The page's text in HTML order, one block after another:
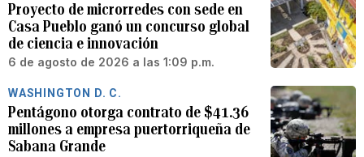
Proyecto de microrredes con sede en
Casa Pueblo ganó un concurso global
de ciencia e innovación
6 de agosto de 2026 a las 1:09 p.m.
WASHINGTON D. C.
Pentágono otorga contrato de $41.36
millones a empresa puertorriqueña de
Sabana Grande